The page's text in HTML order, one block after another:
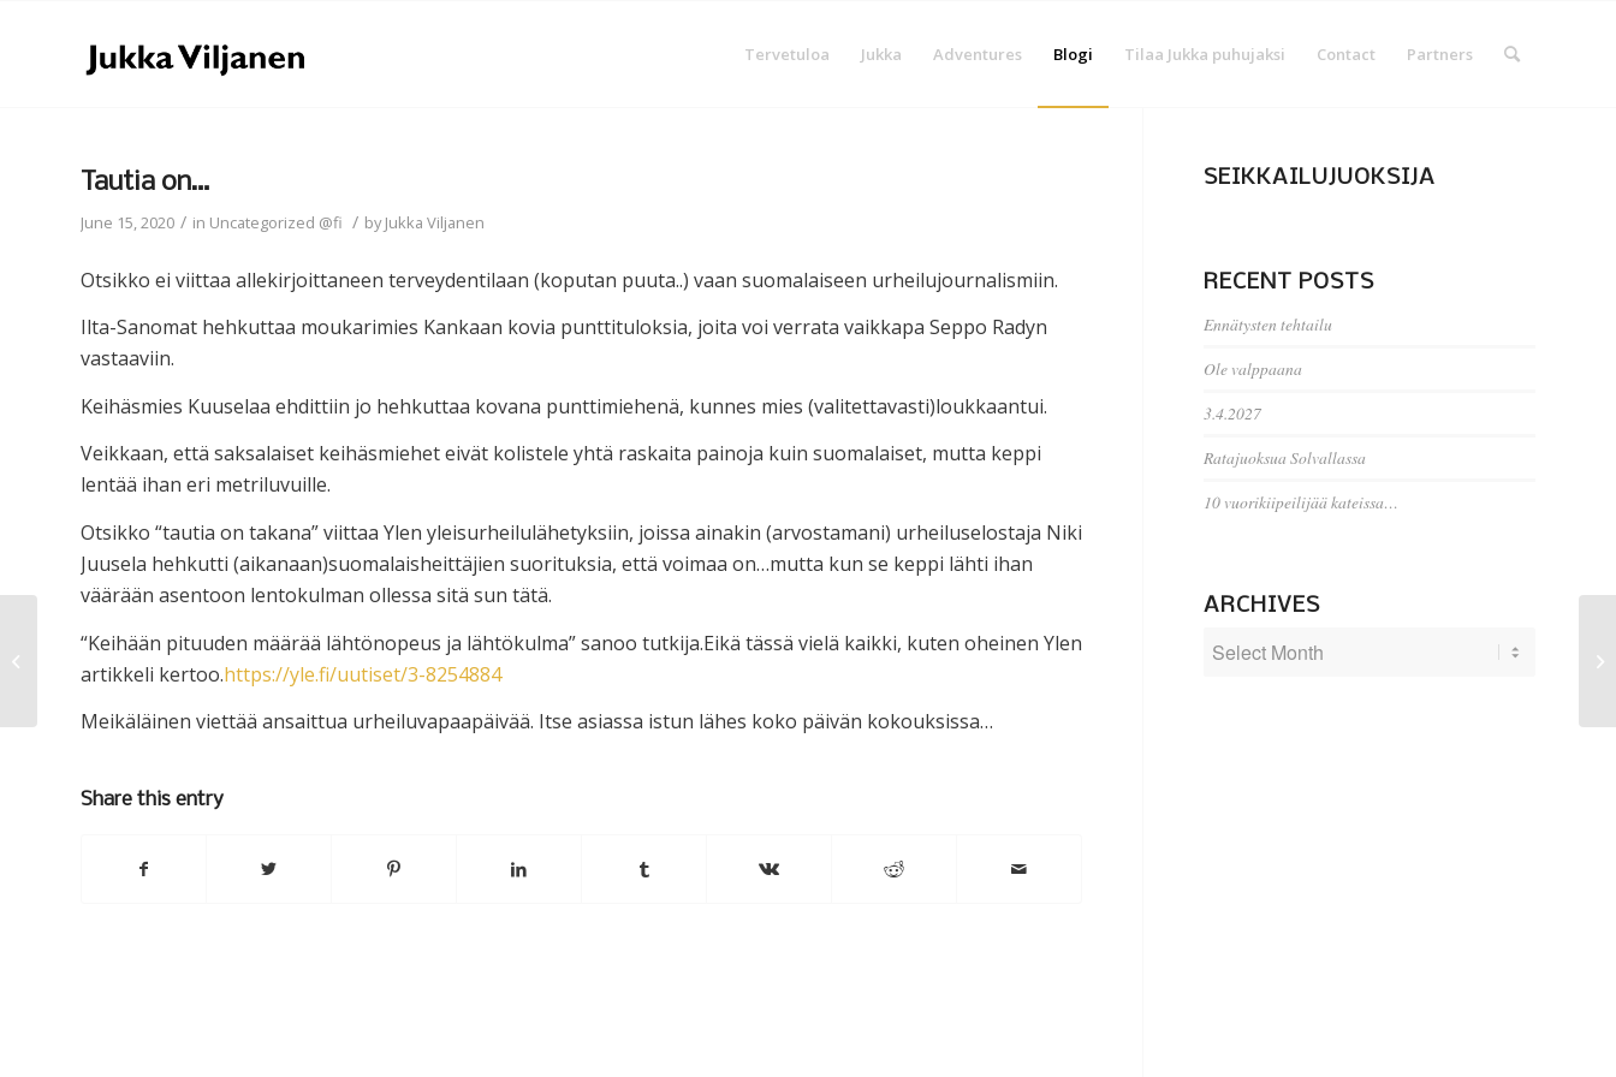
Tervetuloa Jukka Adventures Blogi Tilaa Jukka puhujaksi Contact Partners
Tautia on…
June 15, 2020 / in Uncategorized @fi / byJukka Viljanen
Otsikko ei viittaa allekirjoittaneen terveydentilaan (koputan puuta..) vaan suomalaiseen urheilujournalismiin.
Ilta-Sanomat hehkuttaa moukarimies Kankaan kovia punttituloksia, joita voi verrata vaikkapa Seppo Radyn
vastaaviin.
Keihäsmies Kuuselaa ehdittiin jo hehkuttaa kovana punttimiehenä, kunnes mies (valitettavasti)loukkaantui.
Veikkaan, että saksalaiset keihäsmiehet eivät kolistele yhtä raskaita painoja kuin suomalaiset, mutta keppi
lentää ihan eri metriluvuille.
Otsikko “tautia on takana” viittaa Ylen yleisurheilulähetyksiin, joissa ainakin (arvostamani) urheiluselostaja Niki
Juusela hehkutti (aikanaan)suomalaisheittäjien suorituksia, että voimaa on…mutta kun se keppi lähti ihan
väärään asentoon lentokulman ollessa sitä sun tätä.
“Keihään pituuden määrää lähtönopeus ja lähtökulma” sanoo tutkija.Eikä tässä vielä kaikki, kuten oheinen Ylen
artikkeli kertoo.https://yle.fi/uutiset/3-8254884
Meikäläinen viettää ansaittua urheiluvapaapäivää. Itse asiassa istun lähes koko päivän kokouksissa…
Share this entry
SEIKKAILUJUOKSIJA
RECENT POSTS
Ennätysten tehtailu
Ole valppaana
3.4.2027
Ratajuoksua Solvallassa
10 vuorikiipeilijää kateissa…
ARCHIVES
Kalliolla kukkulalla